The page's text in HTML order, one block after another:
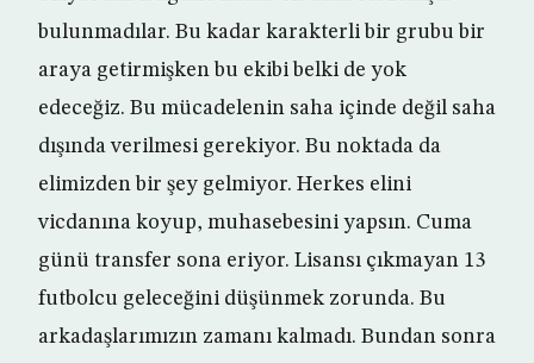
bulunmadılar. Bu kadar karakterli bir grubu bir
araya getirmişken bu ekibi belki de yok
edeceğiz. Bu mücadelenin saha içinde değil saha
dışında verilmesi gerekiyor. Bu noktada da
elimizden bir şey gelmiyor. Herkes elini
vicdanına koyup, muhasebesini yapsın. Cuma
günü transfer sona eriyor. Lisansı çıkmayan 13
futbolcu geleceğini düşünmek zorunda. Bu
arkadaşlarımızın zamanı kalmadı. Bundan sonra